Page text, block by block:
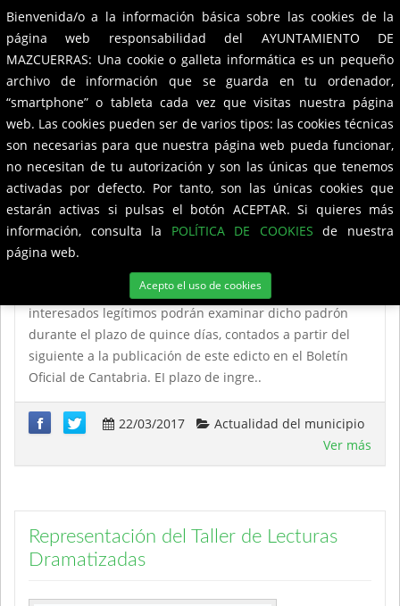
Toggle
navigation
Ayuntamiento de Mazcuerras
Bienvenida/o a la información básica sobre las cookies de la
página web responsabilidad del AYUNTAMIENTO DE
MAZCUERRAS: Una cookie o galleta informática es un pequeño
archivo de información que se guarda en tu ordenador,
“smartphone” o tableta cada vez que visitas nuestra página
web. Las cookies pueden ser de varios tipos: las cookies técnicas
son necesarias para que nuestra página web pueda funcionar,
no necesitan de tu autorización y son las únicas que tenemos
activadas por defecto. Por tanto, son las únicas cookies que
estarán activas si pulsas el botón ACEPTAR. Si quieres más
información, consulta la POLÍTICA DE COOKIESde nuestra
página web.
Acepto el uso de cookies
Noticias
Anuncio BOC Impuesto sobre Vehículos
de Tracción Mecánica 2017
Por Resolución de la Alcaldía de fecha 10 de marzo de
2017 ha sido aprobado el padrón de contribuyentes
sujetos al Impuesto sobre Vehículos de Tracción
Mecánica, correspondiente al ejercicio de 2017. Los
interesados legítimos podrán examinar dicho padrón
durante el plazo de quince días, contados a partir del
siguiente a la publicación de este edicto en el Boletín
Oficial de Cantabria. EI plazo de ingre..
22/03/2017
Actualidad del municipio
Ver más
Representación del Taller de Lecturas
Dramatizadas